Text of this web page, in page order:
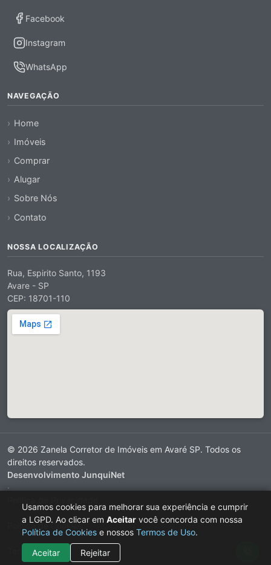
Facebook
Instagram
WhatsApp
NAVEGAÇÃO
Home
Imóveis
Comprar
Alugar
Sobre Nós
Contato
NOSSA LOCALIZAÇÃO
Rua, Espirito Santo, 1193
Avare - SP
CEP: 18701-110
© 2026 Zanela Corretor de Imóveis em Avaré SP. Todos os
direitos reservados.
Desenvolvimento JunquiNet
·
Política de Cookies
Termos de Uso
Usamos cookies para melhorar sua experiência e cumprir
a LGPD. Ao clicar em Aceitar você concorda com nossa
Política de Cookies e nossos Termos de Uso.
Aceitar
Rejeitar